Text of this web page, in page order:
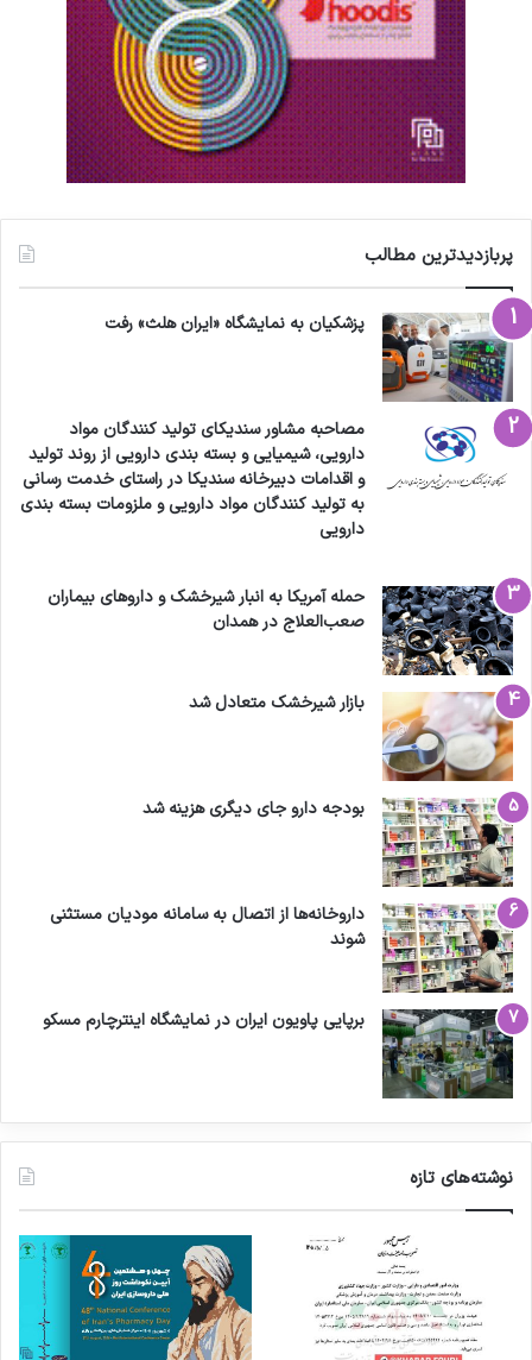
پربازدیدترین مطالب
پزشکیان به نمایشگاه «ایران هلث» رفت
مصاحبه مشاور سندیکای تولید کنندگان مواد
دارویی، شیمیایی و بسته بندی دارویی از روند تولید
و اقدامات دبیرخانه سندیکا در راستای خدمت رسانی
به تولید کنندگان مواد دارویی و ملزومات بسته بندی
دارویی
حمله آمریکا به انبار شیرخشک و داروهای بیماران
صعب‌العلاج در همدان
بازار شیرخشک متعادل شد
بودجه دارو جای دیگری هزینه شد
داروخانه‌ها از اتصال به سامانه مودیان مستثنی
شوند
برپایی پاویون ایران در نمایشگاه اینترچارم مسکو
نوشته‌های تازه